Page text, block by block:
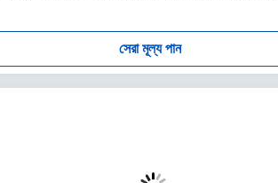
সেরা মূল্য পান